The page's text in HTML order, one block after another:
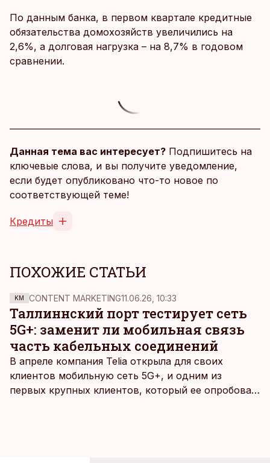
По данным банка, в первом квартале кредитные
обязательства домохозяйств увеличились на
2,6%, а долговая нагрузка – на 8,7% в годовом
сравнении.
Данная тема вас интересует? Подпишитесь на
ключевые слова, и вы получите уведомление,
если будет опубликовано что-то новое по
соответствующей теме!
Кредиты
ПОХОЖИЕ СТАТЬИ
KM CONTENT MARKETING11.06.26, 10:33
Таллиннский порт тестирует сеть
5G+: заменит ли мобильная связь
часть кабельных соединений
В апреле компания Telia открыла для своих
клиентов мобильную сеть 5G+, и одним из
первых крупных клиентов, который ее опробовал,